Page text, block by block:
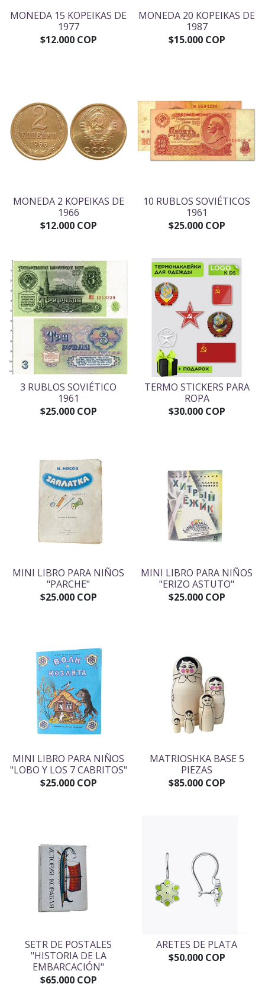
MONEDA 15 KOPEIKAS DE
1977
$12.000 COP
MONEDA 20 KOPEIKAS DE
1987
$15.000 COP
MONEDA 2 KOPEIKAS DE
1966
$12.000 COP
10 RUBLOS SOVIÉTICOS
1961
$25.000 COP
3 RUBLOS SOVIÉTICO
1961
$25.000 COP
TERMO STICKERS PARA
ROPA
$30.000 COP
MINI LIBRO PARA NIÑOS
"PARCHE"
$25.000 COP
MINI LIBRO PARA NIÑOS
"ERIZO ASTUTO"
$25.000 COP
MINI LIBRO PARA NIÑOS
"LOBO Y LOS 7 CABRITOS"
$25.000 COP
MATRIOSHKA BASE 5
PIEZAS
$85.000 COP
SETR DE POSTALES
"HISTORIA DE LA
EMBARCACIÓN"
$65.000 COP
ARETES DE PLATA
$50.000 COP